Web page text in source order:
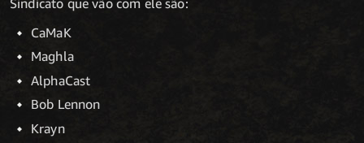
CaMaK
Maghla
AlphaCast
Bob Lennon
Krayn